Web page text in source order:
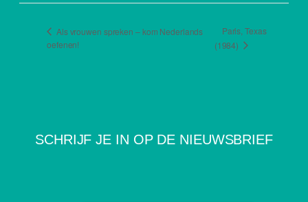
Als vrouwen spreken – kom Nederlands
oefenen!
Paris, Texas
(1984)
SCHRIJF JE IN OP DE NIEUWSBRIEF